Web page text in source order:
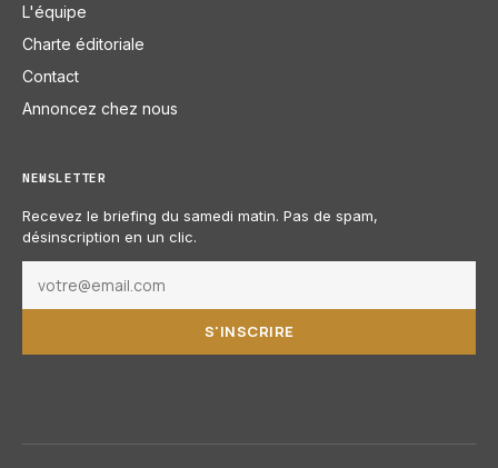
L'équipe
Charte éditoriale
Contact
Annoncez chez nous
NEWSLETTER
Recevez le briefing du samedi matin. Pas de spam,
désinscription en un clic.
S'INSCRIRE